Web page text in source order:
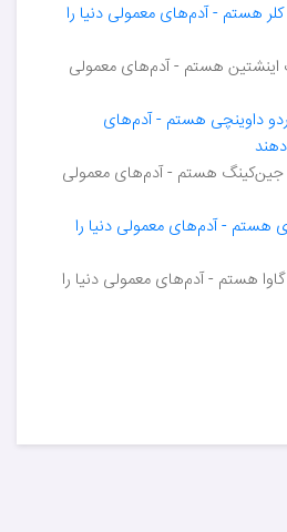
هستم - آدم‌های معمولی دنیا را
هستم - آدم‌های معمولی
داوینچی هستم - آدم‌های
هستم - آدم‌های معمولی
- آدم‌های معمولی دنیا را
هستم - آدم‌های معمولی دنیا را